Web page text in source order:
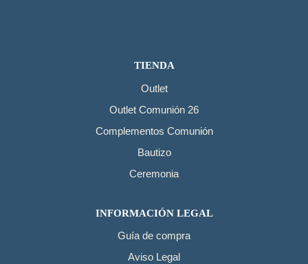
TIENDA
Outlet
Outlet Comunión 26
Complementos Comunión
Bautizo
Ceremonia
INFORMACIÓN LEGAL
Guía de compra
Aviso Legal